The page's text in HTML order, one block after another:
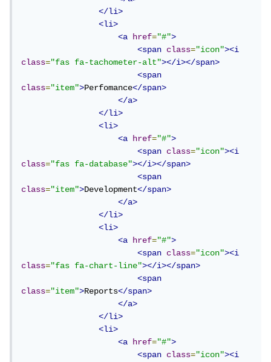
</li>
<li>
<a
href="#">
<span
class="icon"><i
class="fas fa-tachometer-alt"></i></span>
<span
class="item">Perfomance</span>
</a>
</li>
<li>
<a
href="#">
<span
class="icon"><i
class="fas fa-database"></i></span>
<span
class="item">Development</span>
</a>
</li>
<li>
<a
href="#">
<span
class="icon"><i
class="fas fa-chart-line"></i></span>
<span
class="item">Reports</span>
</a>
</li>
<li>
<a
href="#">
<span
class="icon"><i